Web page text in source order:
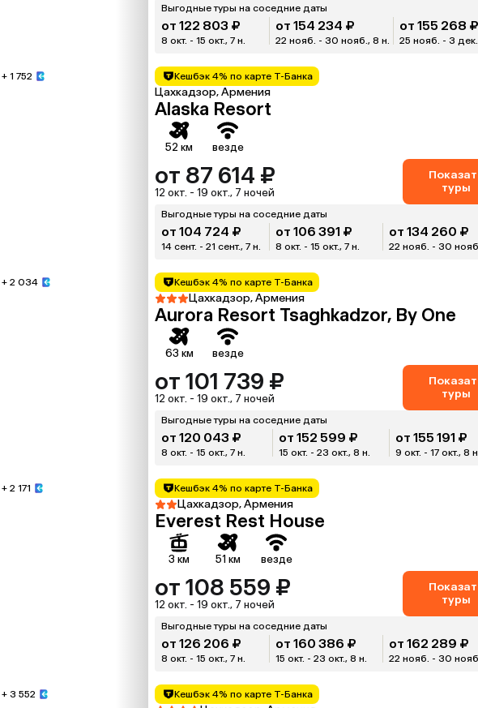
Выгодные туры на соседние даты
от 122 803 ₽
8 окт. - 15 окт., 7 н.
от 154 234 ₽
22 нояб. - 30 нояб., 8 н.
от 155 268 ₽
25 нояб. - 3
+ 1 752 Кешбэк 4% по карте Т-Банка
Цахкадзор, Армения
Alaska Resort
52 км везде
от 87 614 ₽
12 окт. - 19 окт., 7 ночей
туры
Выгодные туры на соседние даты
от 104 724 ₽
14 сент. - 21 сент., 7 н.
от 106 391 ₽
8 окт. - 15 окт., 7 н.
от 134 260 ₽
22 нояб. - 30
+ 2 034 Кешбэк 4% по карте Т-Банка
Цахкадзор, Армения
Aurora Resort Tsaghkadzor, By One
63 км везде
от 101 739 ₽
12 окт. - 19 окт., 7 ночей
туры
Выгодные туры на соседние даты
от 120 043 ₽
8 окт. - 15 окт., 7 н.
от 152 599 ₽
15 окт. - 23 окт., 8 н.
от 155 191 ₽
9 окт. - 17 окт., 8
+ 2 171 Кешбэк 4% по карте Т-Банка
Цахкадзор, Армения
Everest Rest House
3 км 51 км везде
от 108 559 ₽
12 окт. - 19 окт., 7 ночей
туры
Выгодные туры на соседние даты
от 126 206 ₽
8 окт. - 15 окт., 7 н.
от 160 386 ₽
15 окт. - 23 окт., 8 н.
от 162 289 ₽
22 нояб. - 30
+ 3 552 Кешбэк 4% по карте Т-Банка